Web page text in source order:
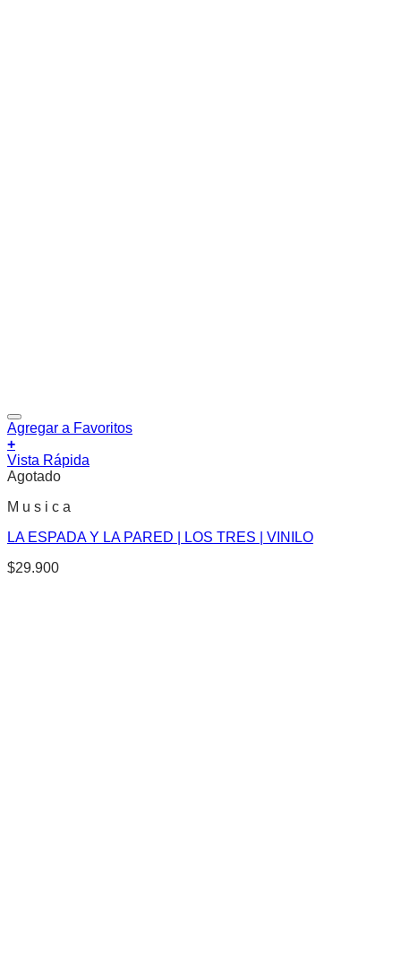
Agregar a Favoritos
+
Vista Rápida
Agotado
M u s i c a
LA ESPADA Y LA PARED | LOS TRES | VINILO
$29.900